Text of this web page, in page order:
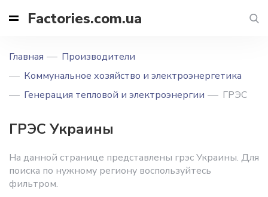
Factories.com.ua
Главная
Производители
Коммунальное хозяйство и электроэнергетика
Генерация тепловой и электроэнергии
ГРЭС
ГРЭС Украины
На данной странице представлены грэс Украины. Для
поиска по нужному региону воспользуйтесь
фильтром.